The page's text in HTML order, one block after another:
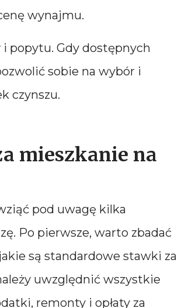
wynajmu.
popytu. Gdy dostępnych
sobie na wybór i
czynszu.
mieszkanie na
pod uwagę kilka
Po pierwsze, warto zbadać
są standardowe stawki za
uwzględnić wszystkie
remonty i opłaty za